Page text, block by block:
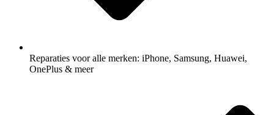
Reparaties voor alle merken: iPhone, Samsung, Huawei,
OnePlus & meer